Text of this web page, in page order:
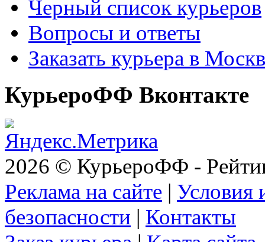
Черный список курьеров
Вопросы и ответы
Заказать курьера в
КурьероФФ Вконтакте
2026 © КурьероФФ -
Реклама на сайте | Условия
безопасности | Контакты